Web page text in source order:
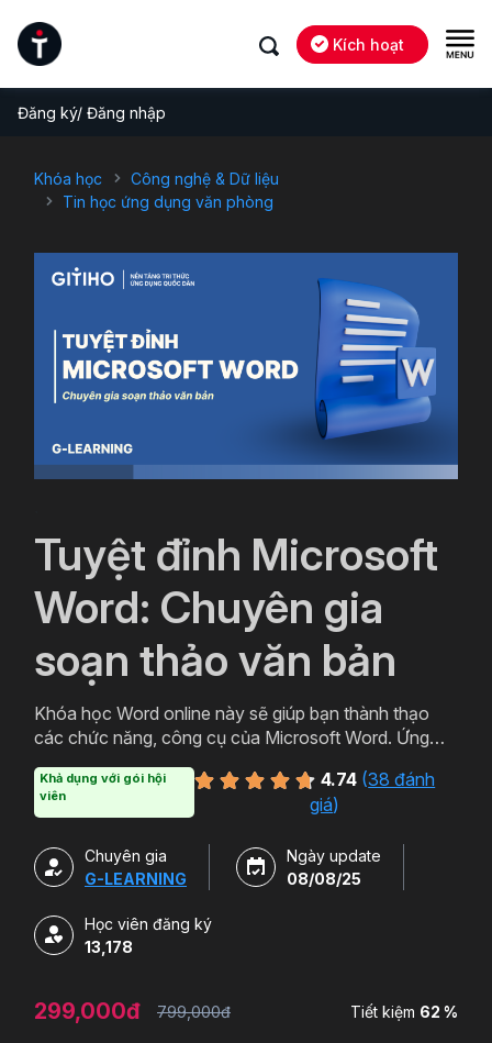
Kích hoạt
Đăng ký/ Đăng nhập
Khóa học
Công nghệ & Dữ liệu
Tin học ứng dụng văn phòng
Tuyệt đỉnh Microsoft
Word: Chuyên gia
soạn thảo văn bản
Khóa học Word online này sẽ giúp bạn thành thạo
các chức năng, công cụ của Microsoft Word. Ứng
nghiệp, văn bản hành chính, báo cáo chuyên môn.
Khả dụng với gói hội
viên
4.74 (38 đánh
giá)
Chuyên gia
G-LEARNING
Ngày update
08/08/25
Học viên đăng ký
13,178
299,000đ 799,000đ Tiết kiệm 62 %